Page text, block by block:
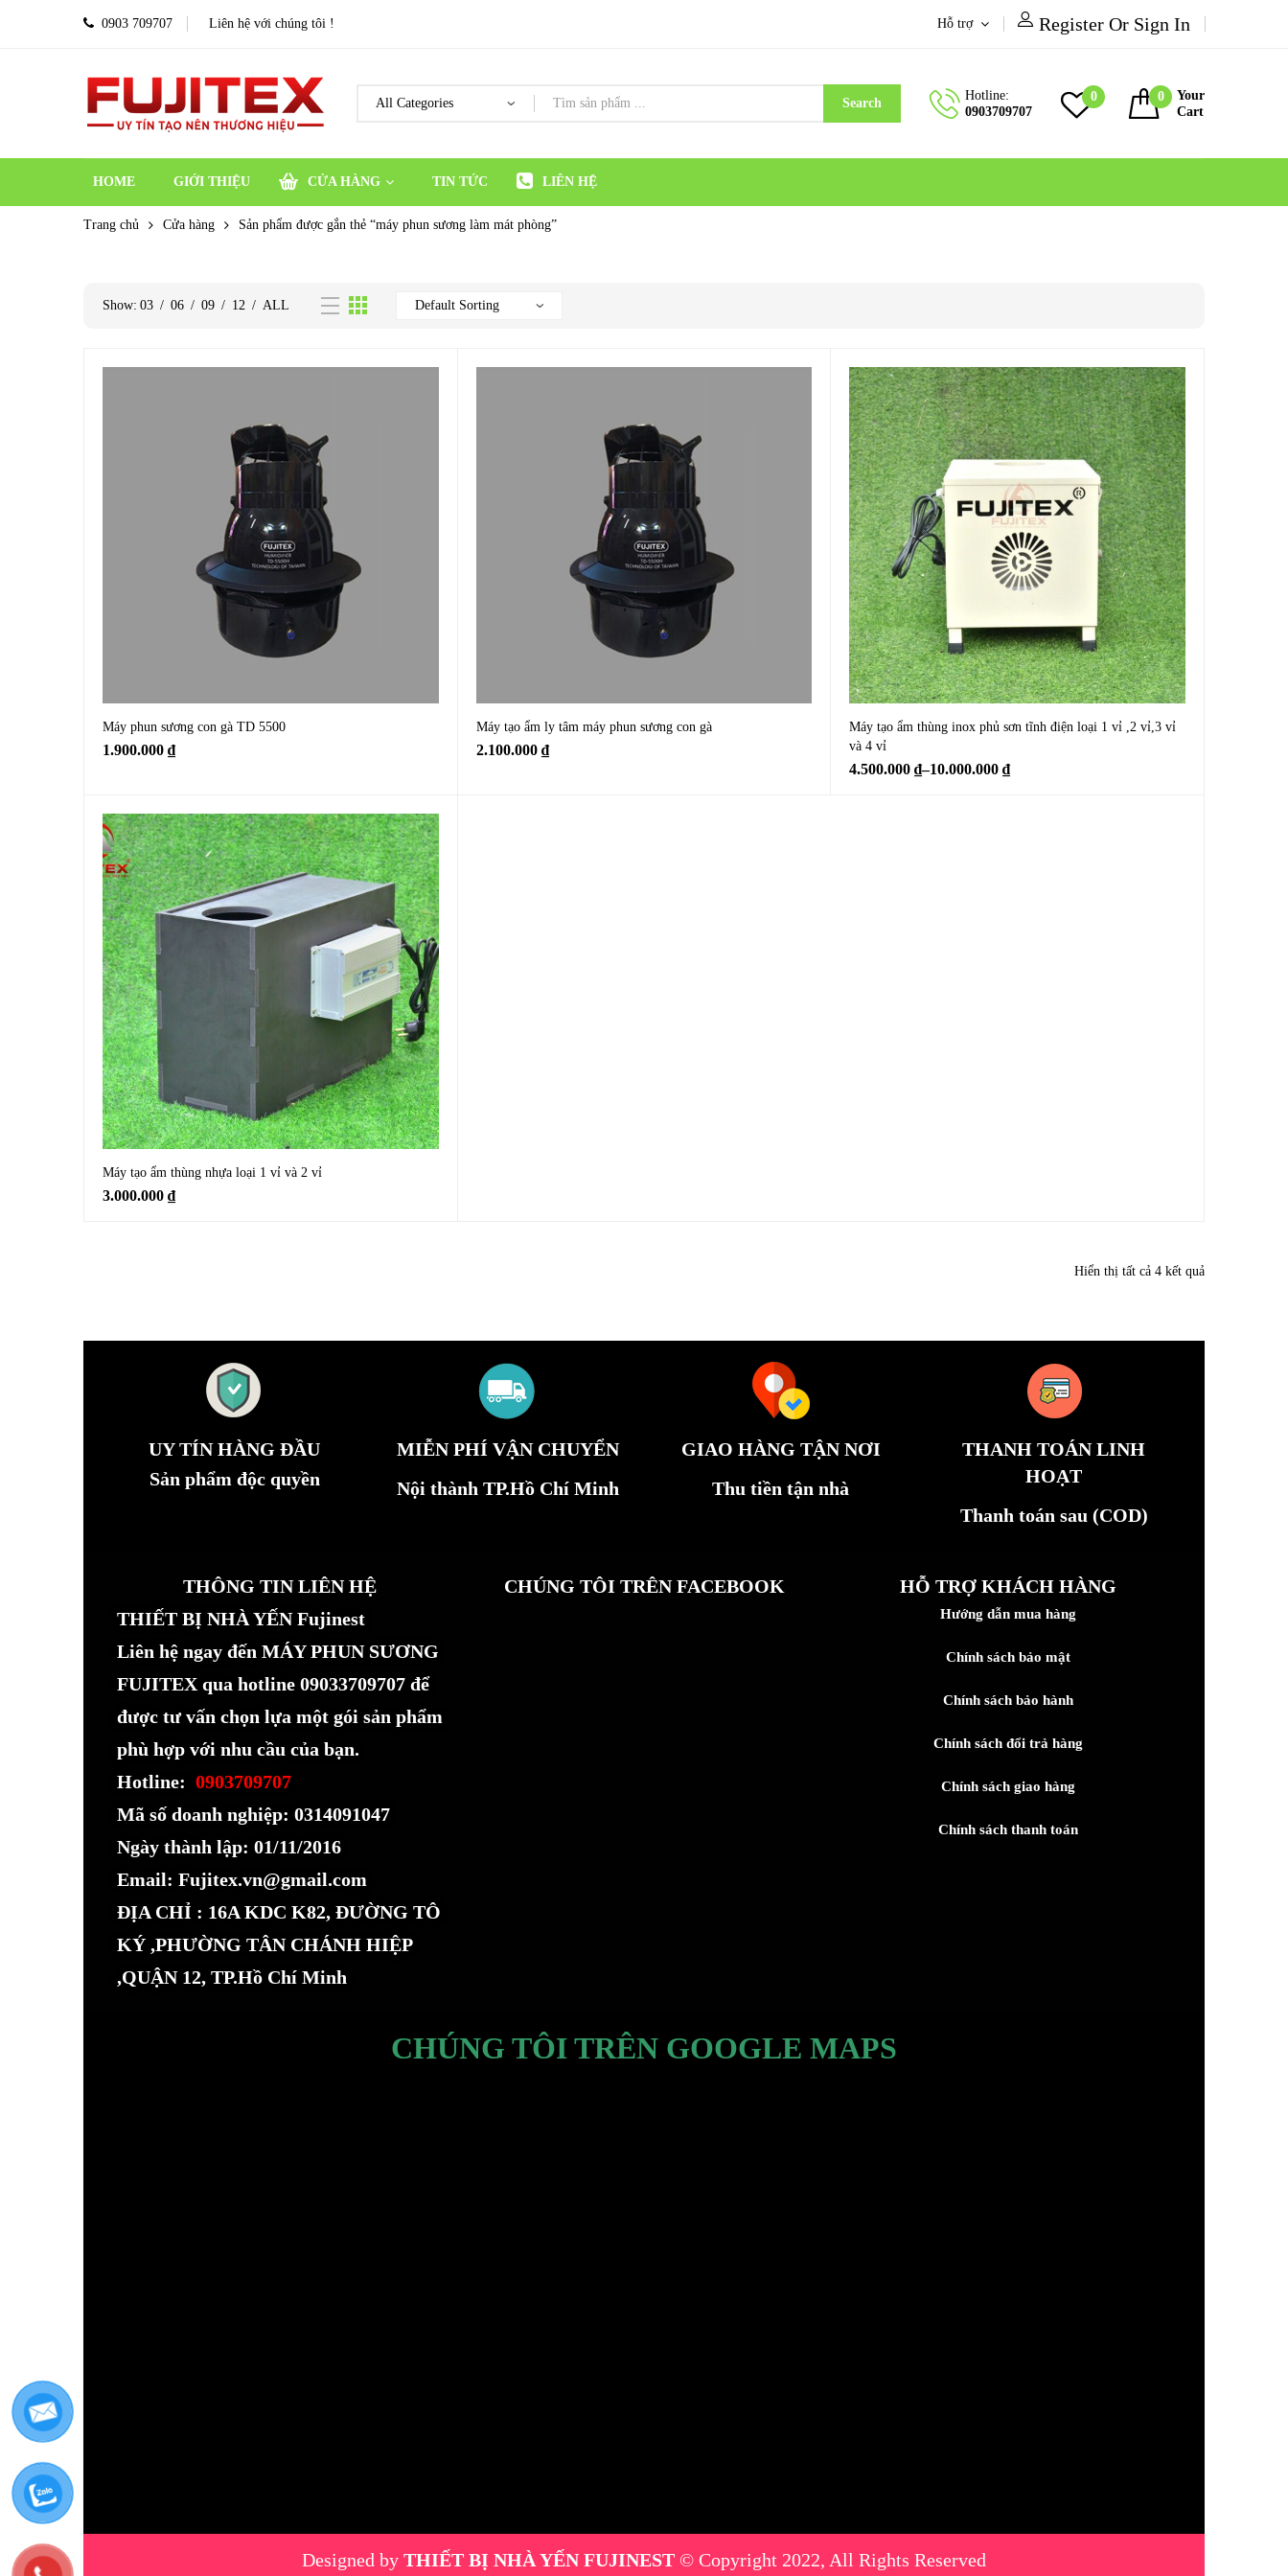
0903 709707 Liên hệ với chúng tôi ! Hỗ trợ Register Or Sign In
Search
Hotline:
0903709707
0 0
Your
Cart
HOME GIỚI THIỆU CỬA HÀNG TIN TỨC LIÊN HỆ
Trang chủ Cửa hàng Sản phẩm được gắn thẻ “máy phun sương làm mát phòng”
Show: 03 / 06 / 09 / 12 / ALL
Máy phun sương con gà TD 5500
1.900.000 ₫
Máy tạo ẩm ly tâm máy phun sương con gà
2.100.000 ₫
Máy tạo ẩm thùng inox phủ sơn tĩnh điện loại 1 vỉ ,2 vỉ,3 vỉ
và 4 vỉ
4.500.000₫–10.000.000₫
Máy tạo ẩm thùng nhựa loại 1 vỉ và 2 vỉ
3.000.000 ₫
Hiển thị tất cả 4 kết quả
UY TÍN HÀNG ĐẦU
Sản phẩm độc quyền
MIỄN PHÍ VẬN CHUYỂN
Nội thành TP.Hồ Chí Minh
GIAO HÀNG TẬN NƠI
Thu tiền tận nhà
THANH TOÁN LINH
HOẠT
Thanh toán sau (COD)
THÔNG TIN LIÊN HỆ
THIẾT BỊ NHÀ YẾN Fujinest
Liên hệ ngay đến MÁY PHUN SƯƠNG
FUJITEX qua hotline 09033709707 để
được tư vấn chọn lựa một gói sản phẩm
phù hợp với nhu cầu của bạn.
Hotline: 0903709707
Mã số doanh nghiệp: 0314091047
Ngày thành lập: 01/11/2016
Email: Fujitex.vn@gmail.com
ĐỊA CHỈ : 16A KDC K82, ĐƯỜNG TÔ
KÝ ,PHƯỜNG TÂN CHÁNH HIỆP
,QUẬN 12, TP.Hồ Chí Minh
CHÚNG TÔI TRÊN FACEBOOK HỖ TRỢ KHÁCH HÀNG
Hướng dẫn mua hàng
Chính sách bảo mật
Chính sách bảo hành
Chính sách đổi trả hàng
Chính sách giao hàng
Chính sách thanh toán
CHÚNG TÔI TRÊN GOOGLE MAPS
Designed by THIẾT BỊ NHÀ YẾN FUJINEST © Copyright 2022, All Rights Reserved